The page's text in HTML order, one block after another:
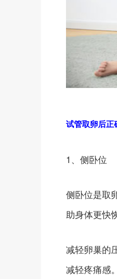
试管取卵后正
1、侧卧位
侧卧位是取
助身体更快
减轻卵巢的
减轻疼痛感。